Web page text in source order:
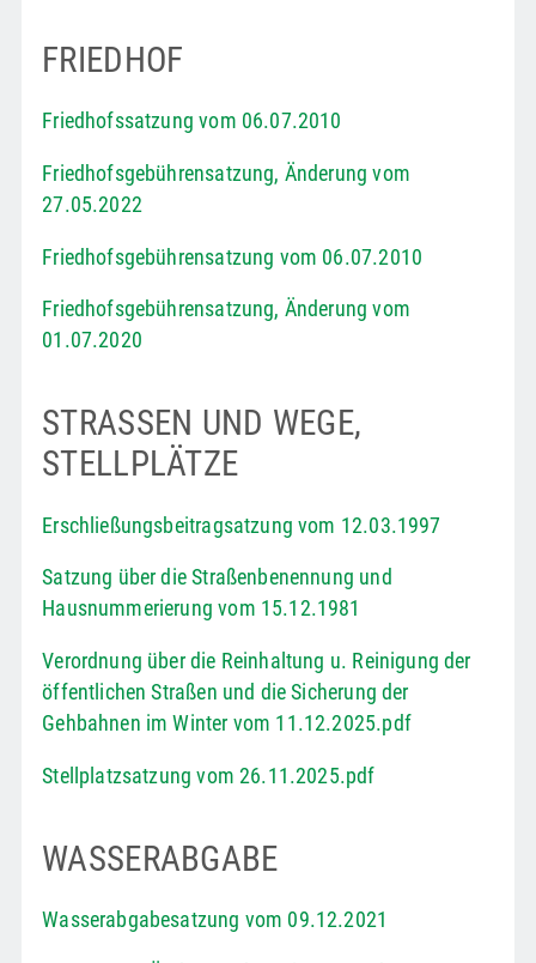
FRIEDHOF
Friedhofssatzung vom 06.07.2010
Friedhofsgebührensatzung, Änderung vom
27.05.2022
Friedhofsgebührensatzung vom 06.07.2010
Friedhofsgebührensatzung, Änderung vom
01.07.2020
STRASSEN UND WEGE, S
TELLPLÄTZE
Erschließungsbeitragsatzung vom 12.03.1997
Satzung über die Straßenbenennung und
Hausnummerierung vom 15.12.1981
Verordnung über die Reinhaltung u. Reinigung der
öffentlichen Straßen und die Sicherung der
Gehbahnen im Winter vom 11.12.2025.pdf
Stellplatzsatzung vom 26.11.2025.pdf
WASSERABGABE
Wasserabgabesatzung vom 09.12.2021